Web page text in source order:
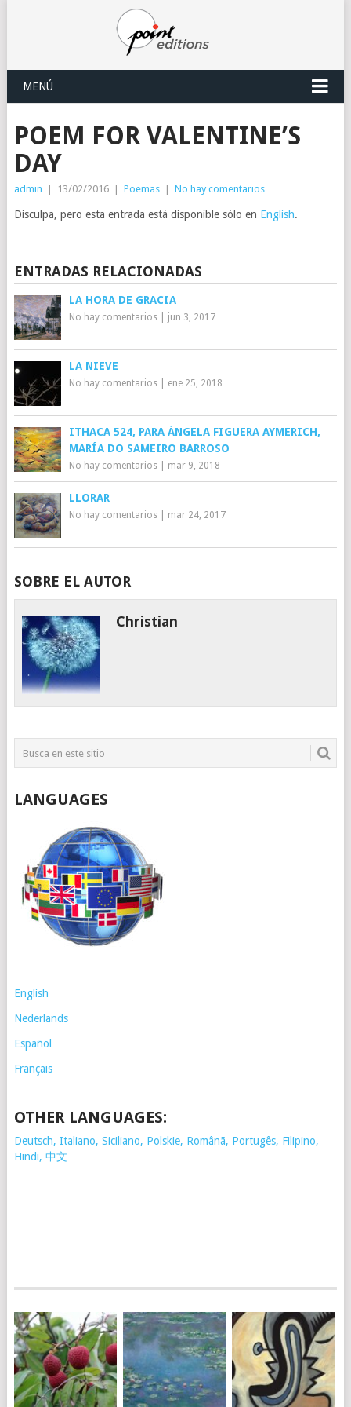
MENÚ
POEM FOR VALENTINE’S
DAY
admin 13/02/2016 Poemas No hay comentarios
Disculpa, pero esta entrada está disponible sólo en English.
ENTRADAS RELACIONADAS
LA HORA DE GRACIA
No hay comentarios| jun 3, 2017
LA NIEVE
No hay comentarios| ene 25, 2018
ITHACA 524, PARA ÁNGELA FIGUERA AYMERICH,
MARÍA DO SAMEIRO BARROSO
No hay comentarios| mar 9, 2018
LLORAR
No hay comentarios| mar 24, 2017
SOBRE EL AUTOR
Christian
LANGUAGES
English
Nederlands
Español
Français
OTHER LANGUAGES:
Deutsch, Italiano, Siciliano, Polskie, Românã, Portugês, Filipino,
Hindi, 中文 …